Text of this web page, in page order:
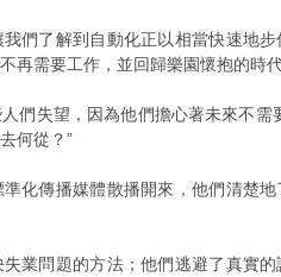
們了解到自動化正以相當快速地
再需要工作，並回歸樂園懷抱的時
們失望，因為他們擔心著未來不需
何從？”
化傳播媒體散播開來，他們清楚
業問題的方法；他們逃避了真實